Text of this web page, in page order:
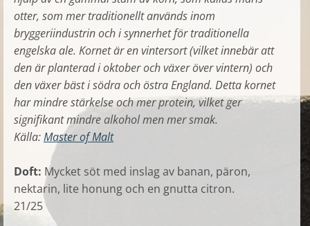
otter, som mer traditionellt används inom
bryggeriindustrin och i synnerhet för traditionella
engelska ale. Kornet är en vintersort (vilket innebär att
den är planterad i oktober och växer över vintern) och
den växer bäst i södra och östra England. Detta kornet
har mindre stärkelse och mer protein, vilket ger
signifikant mindre alkohol men mer smak.
Källa:Master of Malt
Doft: Mycket söt med inslag av banan, päron,
nektarin, lite honung och en gnutta citron.
21/25